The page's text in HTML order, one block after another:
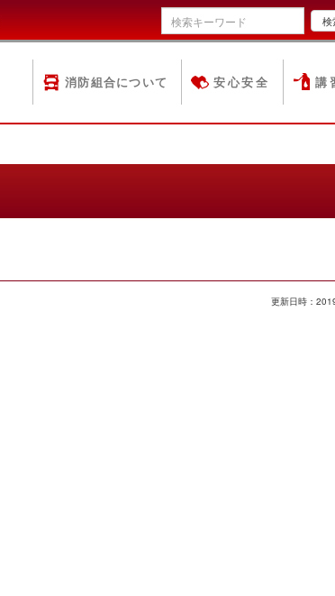
検
消防組合について 安心安全 講
更新日時：